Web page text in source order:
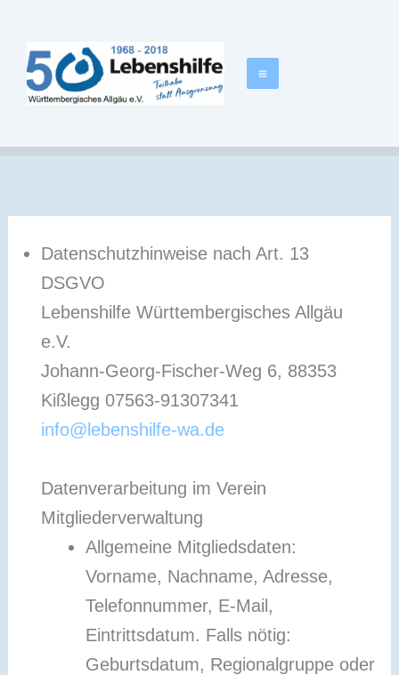
springen
Datenschutzhinweise nach Art. 13
DSGVO
Lebenshilfe Württembergisches Allgäu
e.V.
Johann-Georg-Fischer-Weg 6, 88353
Kißlegg 07563-91307341
info@lebenshilfe-wa.de
Datenverarbeitung im Verein
Mitgliederverwaltung
Allgemeine Mitgliedsdaten:
Vorname, Nachname, Adresse,
Telefonnummer, E-Mail,
Eintrittsdatum. Falls nötig:
Geburtsdatum, Regionalgruppe oder